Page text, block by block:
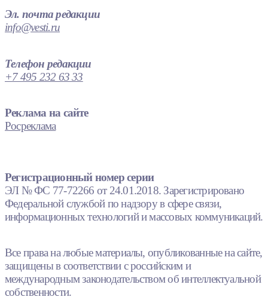
Эл. почта редакции
info@vesti.ru
Телефон редакции
+7 495 232 63 33
Реклама на сайте
Росреклама
Регистрационный номер серии
ЭЛ № ФС 77-72266 от 24.01.2018. Зарегистрировано
Федеральной службой по надзору в сфере связи,
информационных технологий и массовых коммуникаций.
Все права на любые материалы, опубликованные на сайте,
защищены в соответствии с российским и
международным законодательством об интеллектуальной
собственности.